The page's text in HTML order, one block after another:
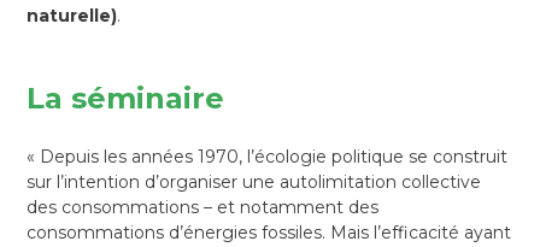
naturelle).
La séminaire
« Depuis les années 1970, l’écologie politique se construit
sur l’intention d’organiser une autolimitation collective
des consommations – et notamment des
consommations d’énergies fossiles. Mais l’efficacité ayant